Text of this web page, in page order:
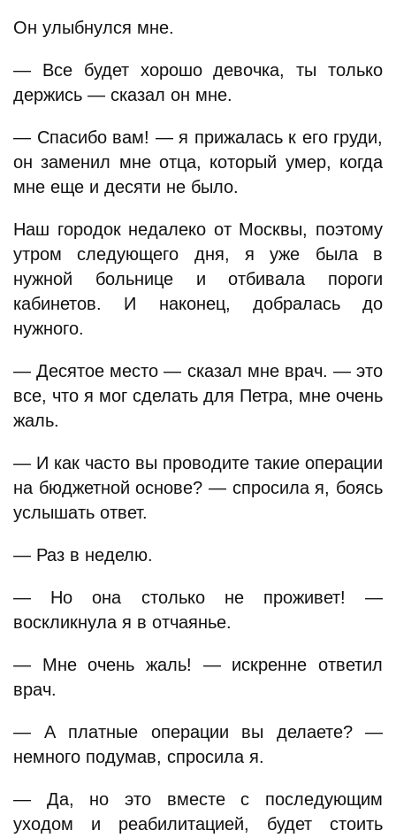
Он улыбнулся мне.
— Все будет хорошо девочка, ты только
держись — сказал он мне.
— Спасибо вам! — я прижалась к его груди,
он заменил мне отца, который умер, когда
мне еще и десяти не было.
Наш городок недалеко от Москвы, поэтому
утром следующего дня, я уже была в
нужной больнице и отбивала пороги
кабинетов. И наконец, добралась до
нужного.
— Десятое место — сказал мне врач. — это
все, что я мог сделать для Петра, мне очень
жаль.
— И как часто вы проводите такие операции
на бюджетной основе? — спросила я, боясь
услышать ответ.
— Раз в неделю.
— Но она столько не проживет! —
воскликнула я в отчаянье.
— Мне очень жаль! — искренне ответил
врач.
— А платные операции вы делаете? —
немного подумав, спросила я.
— Да, но это вместе с последующим
уходом и реабилитацией, будет стоить